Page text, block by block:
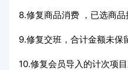
8.修复商品消费 ，已选商
9.修复交班，合计金额未保
10.修复会员导入的计次项